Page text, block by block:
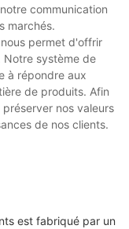
communication
marchés.
permet d'offrir
Notre système de
à répondre aux
de produits. Afin
nos valeurs
de nos clients.
est fabriqué par un